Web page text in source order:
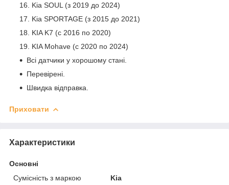
Kia SOUL (з 2019 до 2024)
Kia SPORTAGE (з 2015 до 2021)
KIA K7 (с 2016 по 2020)
KIA Mohave (с 2020 по 2024)
Всі датчики у хорошому стані.
Перевірені.
Швидка відправка.
Приховати
Характеристики
Основні
Сумісність з маркою
Kia